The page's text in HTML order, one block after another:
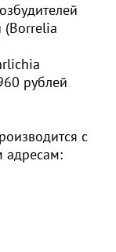
(Вorrelia
рублей
с
адресам: